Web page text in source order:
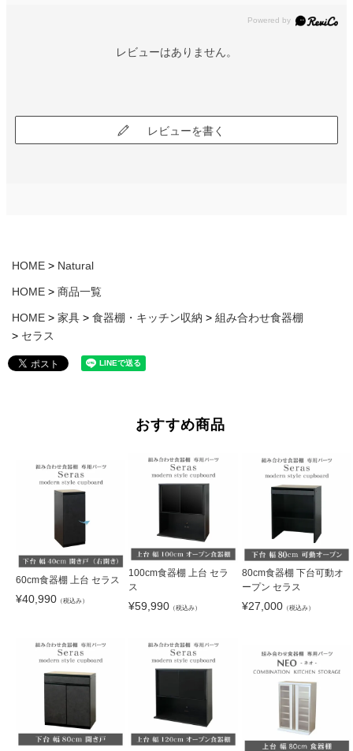
レビューはありません。
レビューを書く
HOME Natural
HOME 商品一覧
HOME 家具 食器棚・キッチン収納
組み合わせ食器棚
セラス
おすすめ商品
60cm食器棚 上台 セラス
¥40,990 （税込み）
100cm食器棚 上台 セラ
ス
¥59,990 （税込み）
80cm食器棚 下台可動オ
ープン セラス
¥27,000（税込み）